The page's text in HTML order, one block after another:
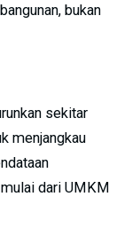
bukan
sekitar
menjangkau
dari UMKM